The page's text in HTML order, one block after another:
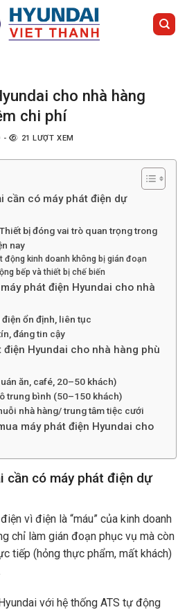
cho nhà hàng
chi phí
- 21 LƯỢT XEM
cần có máy phát điện dự
bị đóng vai trò quan trọng trong
nay
động kinh doanh không bị gián đoạn
bếp và thiết bị chế biến
phát điện Hyundai cho nhà
ổn định, liên tục
đáng tin cậy
điện Hyundai cho nhà hàng phù
ăn, café, 20–50 khách)
trung bình (50–150 khách)
nhà hàng/ trung tâm tiệc cưới
máy phát điện Hyundai cho
cần có máy phát điện dự
vì điện là “máu” của kinh doanh
chỉ làm gián đoạn phục vụ mà còn
tiếp (hỏng thực phẩm, mất khách)
với hệ thống ATS tự động